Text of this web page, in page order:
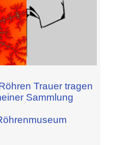
Trauer tragen
Sammlung